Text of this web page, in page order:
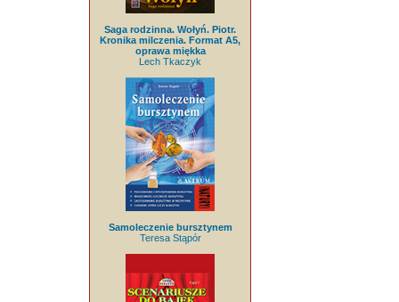
Saga rodzinna. Wołyń. Piotr.
Kronika milczenia. Format A5,
oprawa miękka
Lech Tkaczyk
Samoleczenie bursztynem
Teresa Stąpór